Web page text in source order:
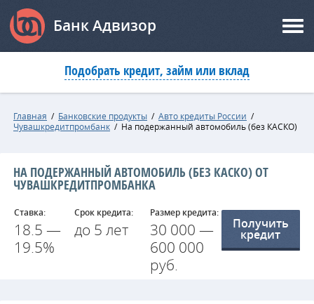
Банк Адвизор
Подобрать кредит, займ или вклад
Главная / Банковские продукты / Авто кредиты России /
Чувашкредитпромбанк / На подержанный автомобиль (без КАСКО)
НА ПОДЕРЖАННЫЙ АВТОМОБИЛЬ (БЕЗ КАСКО) ОТ
ЧУВАШКРЕДИТПРОМБАНКА
Ставка:
18.5 —
19.5%
Срок кредита:
до 5 лет
Размер кредита:
30 000 —
600 000
руб.
Получить
кредит